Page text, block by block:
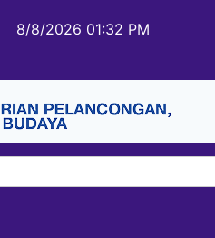
8/8/2026 01:32 PM